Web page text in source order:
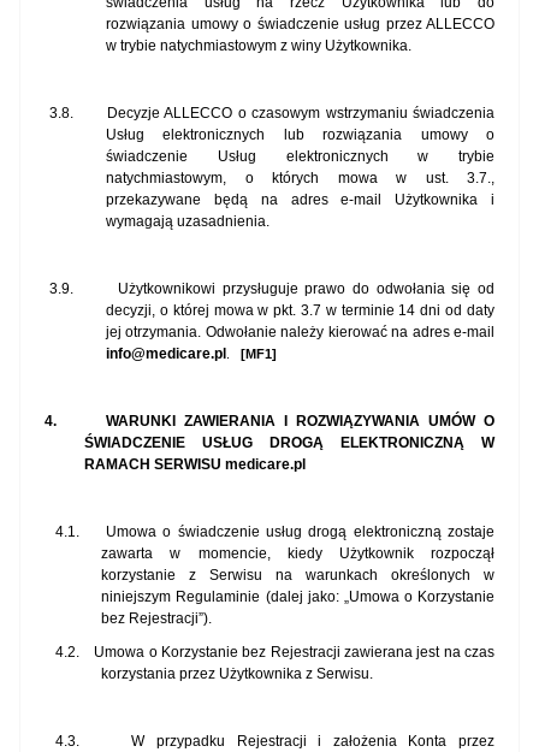
rozwiązania umowy o świadczenie usług przez ALLECCO
w trybie natychmiastowym z winy Użytkownika.
3.8.
Decyzje ALLECCO o czasowym wstrzymaniu świadczenia
Usług elektronicznych lub rozwiązania umowy o
świadczenie Usług elektronicznych w trybie
natychmiastowym, o których mowa w ust. 3.7.,
przekazywane będą na adres e-mail Użytkownika i
wymagają uzasadnienia.
3.9.
Użytkownikowi przysługuje prawo do odwołania się od
decyzji, o której mowa w pkt. 3.7 w terminie 14 dni od daty
jej otrzymania. Odwołanie należy kierować na adres e-mail
info@medicare.pl
[MF1]
4.
WARUNKI ZAWIERANIA I ROZWIĄZYWANIA UMÓW O
ŚWIADCZENIE USŁUG DROGĄ ELEKTRONICZNĄ W
RAMACH SERWISU medicare.pl
4.1.
Umowa o świadczenie usług drogą elektroniczną zostaje
zawarta w momencie, kiedy Użytkownik rozpoczął
korzystanie z Serwisu na warunkach określonych w
niniejszym Regulaminie (dalej jako: „Umowa o Korzystanie
bez Rejestracji”).
4.2.
Umowa o Korzystanie bez Rejestracji zawierana jest na czas
korzystania przez Użytkownika z Serwisu.
4.3.
W przypadku Rejestracji i założenia Konta przez